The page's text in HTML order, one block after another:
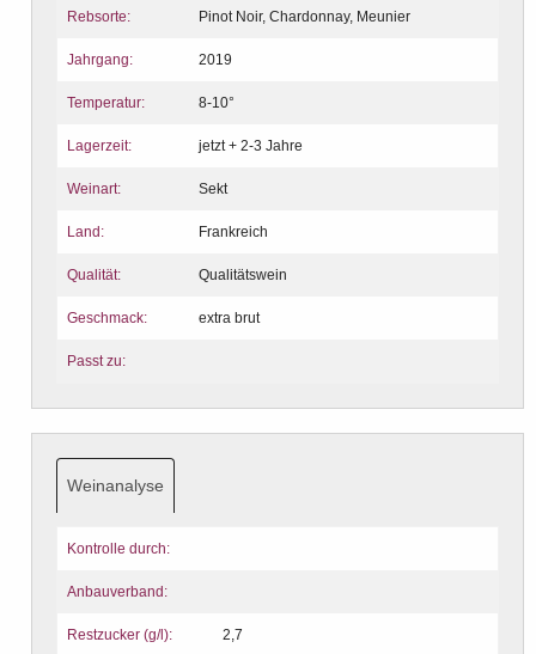
Rebsorte: Pinot Noir, Chardonnay, Meunier
Jahrgang: 2019
Temperatur: 8-10°
Lagerzeit: jetzt + 2-3 Jahre
Weinart: Sekt
Land: Frankreich
Qualität: Qualitätswein
Geschmack: extra brut
Passt zu:
Weinanalyse
Kontrolle durch:
Anbauverband:
Restzucker (g/l): 2,7